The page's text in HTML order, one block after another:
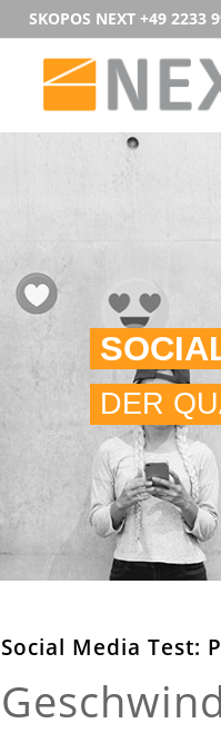
SKOPOS NEXT +49 2233
DER
Social Media Test: